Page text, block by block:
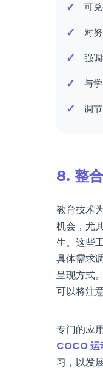
可
对
强
与
调
8. 整
教育技术
机会，尤
生。这些
具体需求
呈现方式
可以将注
专门的应
COCO 运
习，以发